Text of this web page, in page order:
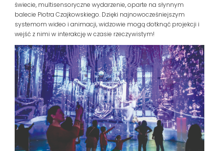
świecie, multisensoryczne wydarzenie, oparte na słynnym
balecie Piotra Czajkowskiego. Dzięki najnowocześniejszym
systemom wideo i animacji, widzowie mogą dotknąć projekcji i
wejść z nimi w interakcję w czasie rzeczywistym!